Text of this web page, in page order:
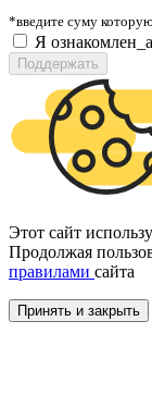
*введите суму
Я
Поддержать
Этот сайт
Продолжая
правилами сайта
Принять и закрыть